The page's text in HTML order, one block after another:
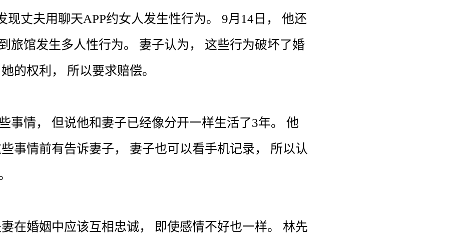
现丈夫用聊天APP约女人发生性行为。 9月 14日 ， 他还
到 旅馆发生多人性行为。 妻子认为 ， 这些行为破坏了婚
她的权利 ， 所以要求赔偿。
事情， 但说他和妻子已经像分开一样生活了3年。
他
事情前有告诉妻子， 妻子也可以看手机记录， 所以认
在婚姻 中应该 互相忠诚， 即使感情不好也一样。 林先